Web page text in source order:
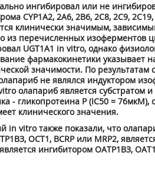
ингибировал или не
CYP1A2, 2А6, 2В6, 2С8, 2С9,
клинически значимым,
из перечисленных изоферментов
UGT1A1 in vitro, однако
фармакокинетики указывает
значимости. По результатам
не являлся индуктором
олапариб является субстратом
- гликопротеина Р (IC50 = 76мкМ),
клинического значения.
in vitro также показали, что
ОСТ1, BCRP или MRP2,
ингибитором ОАТР1ВЗ,